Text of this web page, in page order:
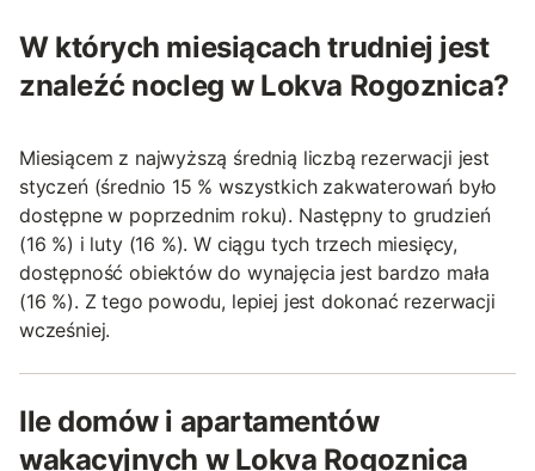
W których miesiącach trudniej jest
znaleźć nocleg w Lokva Rogoznica?
Miesiącem z najwyższą średnią liczbą rezerwacji jest
styczeń (średnio 15 % wszystkich zakwaterowań było
dostępne w poprzednim roku). Następny to grudzień
(16 %) i luty (16 %). W ciągu tych trzech miesięcy,
dostępność obiektów do wynajęcia jest bardzo mała
(16 %). Z tego powodu, lepiej jest dokonać rezerwacji
wcześniej.
Ile domów i apartamentów
wakacyjnych w Lokva Rogoznica